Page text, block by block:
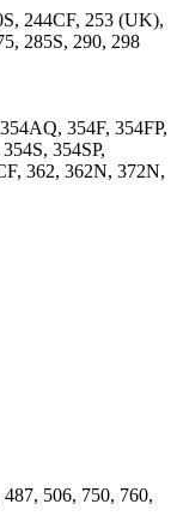
244CF, 253 (UK),
285S, 290, 298
354F, 354FP,
354SP,
362, 362N, 372N,
506, 750, 760,